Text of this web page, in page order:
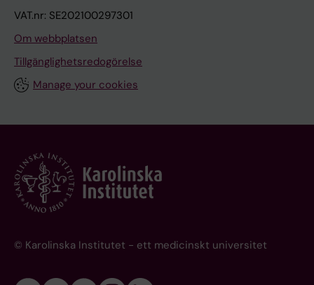
VAT.nr: SE202100297301
Om webbplatsen
Tillgänglighetsredogörelse
Manage your cookies
© Karolinska Institutet - ett medicinskt universitet